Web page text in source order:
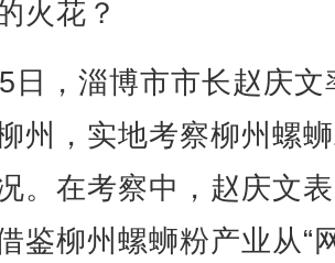
火花？
，淄博市市长赵庆文
州，实地考察柳州螺
。在考察中，赵庆文
鉴柳州螺蛳粉产业从“